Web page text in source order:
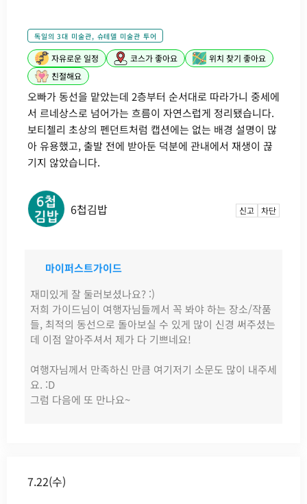
독일의 3대 미술관, 슈테델 미술관 투어
자유로운 일정 코스가 좋아요
위치 찾기 좋아요
친절해요
오빠가 동선을 맡았는데 2층부터 순서대로 따라가니 중세에
서 르네상스로 넘어가는 흐름이 자연스럽게 정리됐습니다.
보티첼리 초상의 펜던트처럼 캡션에는 없는 배경 설명이 많
아 유용했고, 출발 전에 받아둔 덕분에 관내에서 재생이 끊
기지 않았습니다.
6첩김밥 신고 차단
마이퍼스트가이드
재미있게 잘 둘러보셨나요? :)
저희 가이드님이 여행자님들께서 꼭 봐야 하는 장소/작품
들, 최적의 동선으로 돌아보실 수 있게 많이 신경 써주셨는
데 이점 알아주셔서 제가 다 기쁘네요!
여행자님께서 만족하신 만큼 여기저기 소문도 많이 내주세
요. :D
그럼 다음에 또 만나요~
7.22(수)